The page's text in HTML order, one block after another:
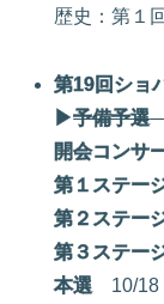
歴史：第１
第19回ショ
▶予備予選
開会コンサ
第１ステー
第２ステー
第３ステー
本選 10/18